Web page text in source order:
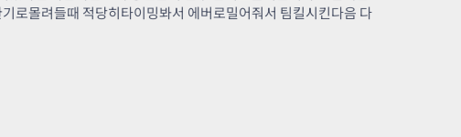
로몰려들때 적당히타이밍봐서 에버로밀어줘서 팀킬시킨다음 다